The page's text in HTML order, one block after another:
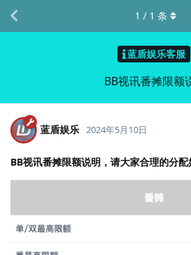
蓝盾娱乐客服
BB视讯番摊限额
1 / 1 条
蓝盾娱乐 2024年5月10日
BB视讯番摊限额说明，请大家合理的分